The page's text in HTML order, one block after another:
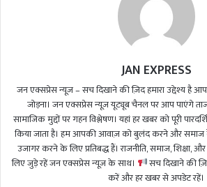
JAN EXPRESS
जन एक्सप्रेस न्यूज़ – सच दिखाने की ज़िद हमारा उद्देश्य है
जोड़ना। जन एक्सप्रेस न्यूज़ यूट्यूब चैनल पर आप पाएंगे
सामाजिक मुद्दों पर गहन विश्लेषण। यहां हर खबर को पूरी
किया जाता है। हम आपकी आवाज़ को बुलंद करने और समाज
उजागर करने के लिए प्रतिबद्ध हैं। राजनीति, समाज, शिक्षा,
लिए जुड़े रहें जन एक्सप्रेस न्यूज़ के साथ।
सच दिखाने की
करें और हर खबर से अपडेट रहें।